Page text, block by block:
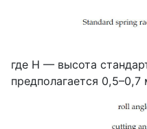
где H — высота
предполагается 0,5–0,7